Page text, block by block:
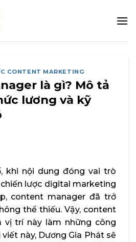
CONTENT MARKETING
là gì? Mô tả
lương và kỹ
khi nội dung đóng vai trò
lược digital marketing
content manager đã trở
thể thiếu. Vậy, content
vị trí này làm những công
này, Dương Gia Phát sẽ